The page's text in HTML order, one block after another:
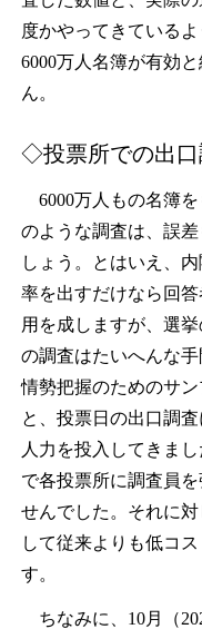
度かやってきている
6000万人名簿が有効
ん。
◇投票所での出口
6000万人もの名簿
のような調査は、誤
しょう。とはいえ、
率を出すだけなら回
用を成しますが、選
の調査はたいへんな
情勢把握のためのサ
と、投票日の出口調
人力を投入してきま
で各投票所に調査員
せんでした。それに
して従来よりも低コ
す。
ちなみに、10月（